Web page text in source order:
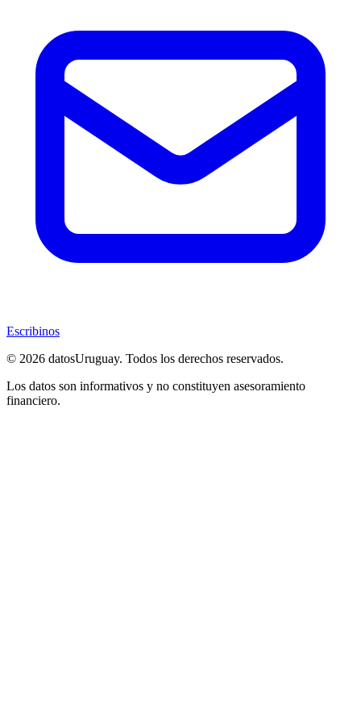
Escribinos
© 2026 datosUruguay. Todos los derechos reservados.
Los datos son informativos y no constituyen asesoramiento
financiero.